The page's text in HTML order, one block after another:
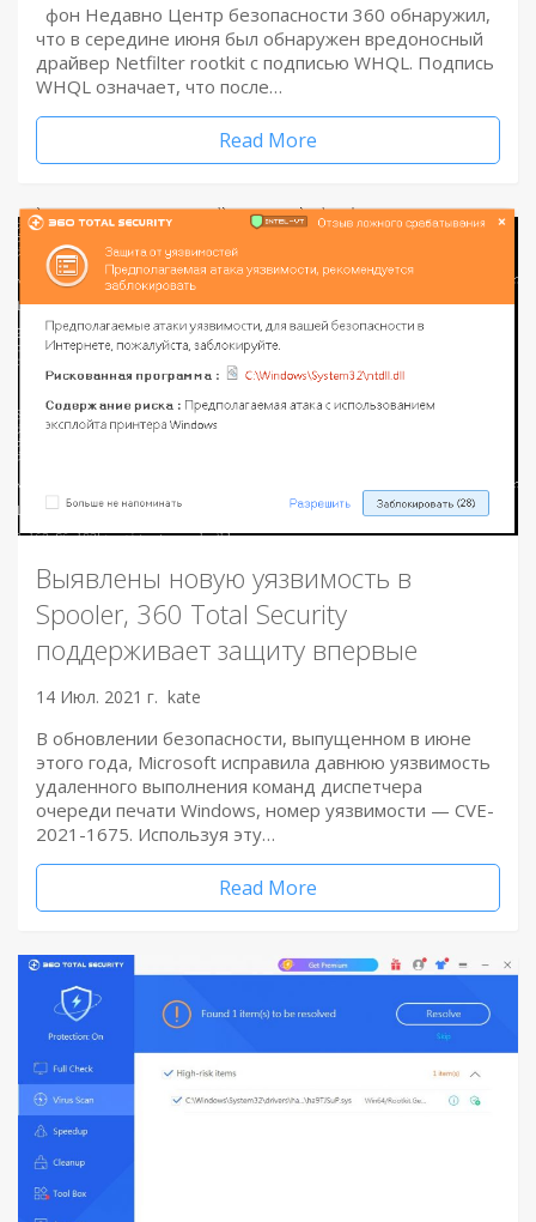
фон Недавно Центр безопасности 360 обнаружил,
что в середине июня был обнаружен вредоносный
драйвер Netfilter rootkit с подписью WHQL. Подпись
WHQL означает, что после…
Read More
Выявлены новую уязвимость в
Spooler, 360 Total Security
поддерживает защиту впервые
14 Июл. 2021 г. kate
В обновлении безопасности, выпущенном в июне
этого года, Microsoft исправила давнюю уязвимость
удаленного выполнения команд диспетчера
очереди печати Windows, номер уязвимости — CVE-
2021-1675. Используя эту…
Read More